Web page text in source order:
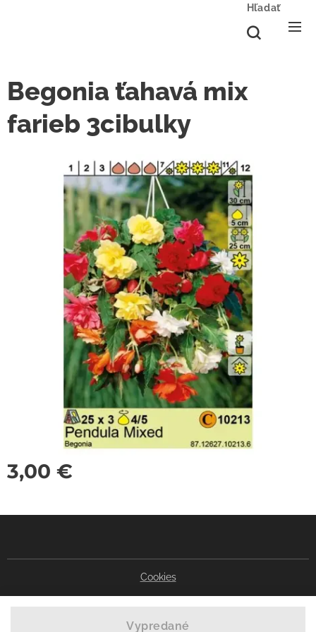
Hľadať
Begonia ťahavá mix
farieb 3cibulky
3,00 €
Vypredané
Cookies